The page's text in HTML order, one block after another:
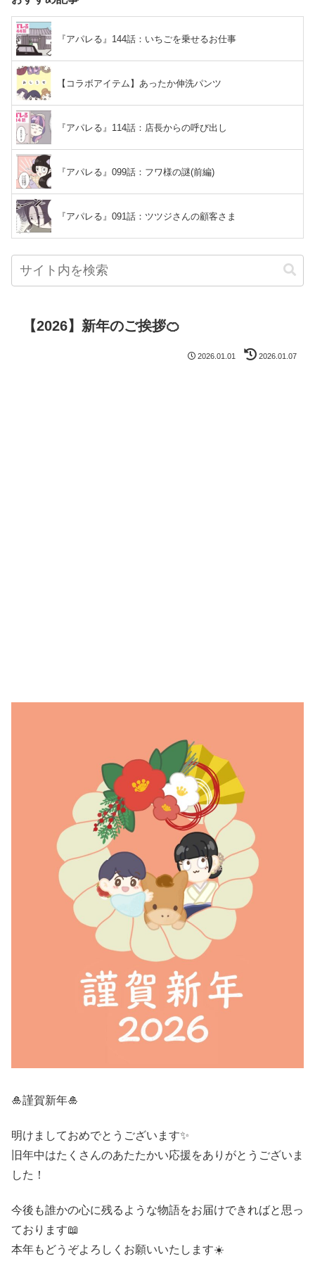
『アパレる』144話：いちごを乗せるお仕事
【コラボアイテム】あったか伸洗パンツ
『アパレる』114話：店長からの呼び出し
『アパレる』099話：フワ様の謎(前編)
『アパレる』091話：ツツジさんの顧客さま
【2026】新年のご挨拶🍊
2026.01.01 2026.01.07
🎍謹賀新年🎍
明けましておめでとうございます✨
旧年中はたくさんのあたたかい応援をありがとうございま
した！
今後も誰かの心に残るような物語をお届けできればと思っ
ております📖
本年もどうぞよろしくお願いいたします☀️